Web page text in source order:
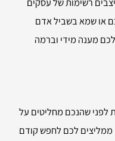
או שמא בשביל אדם
מענה מידי וברמה
לפני שהנכם מחליטים על
ממליצים לכם לחפש קודם